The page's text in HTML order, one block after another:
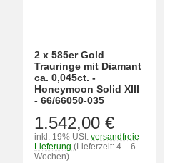
2 x 585er Gold
Trauringe mit Diamant
ca. 0,045ct. -
Honeymoon Solid XIII
- 66/66050-035
1.542,00 €
inkl. 19% USt. versandfreie
Lieferung (Lieferzeit: 4 – 6
Wochen)